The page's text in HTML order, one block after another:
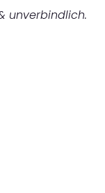
unverbindlich.